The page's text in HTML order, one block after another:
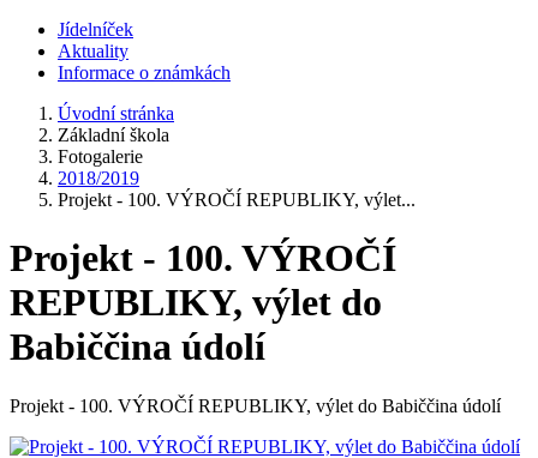
Jídelníček
Aktuality
Informace o známkách
Úvodní stránka
Základní škola
Fotogalerie
2018/2019
Projekt - 100. VÝROČÍ REPUBLIKY, výlet...
Projekt - 100. VÝROČÍ
REPUBLIKY, výlet do
Babiččina údolí
Projekt - 100. VÝROČÍ REPUBLIKY, výlet do Babiččina údolí